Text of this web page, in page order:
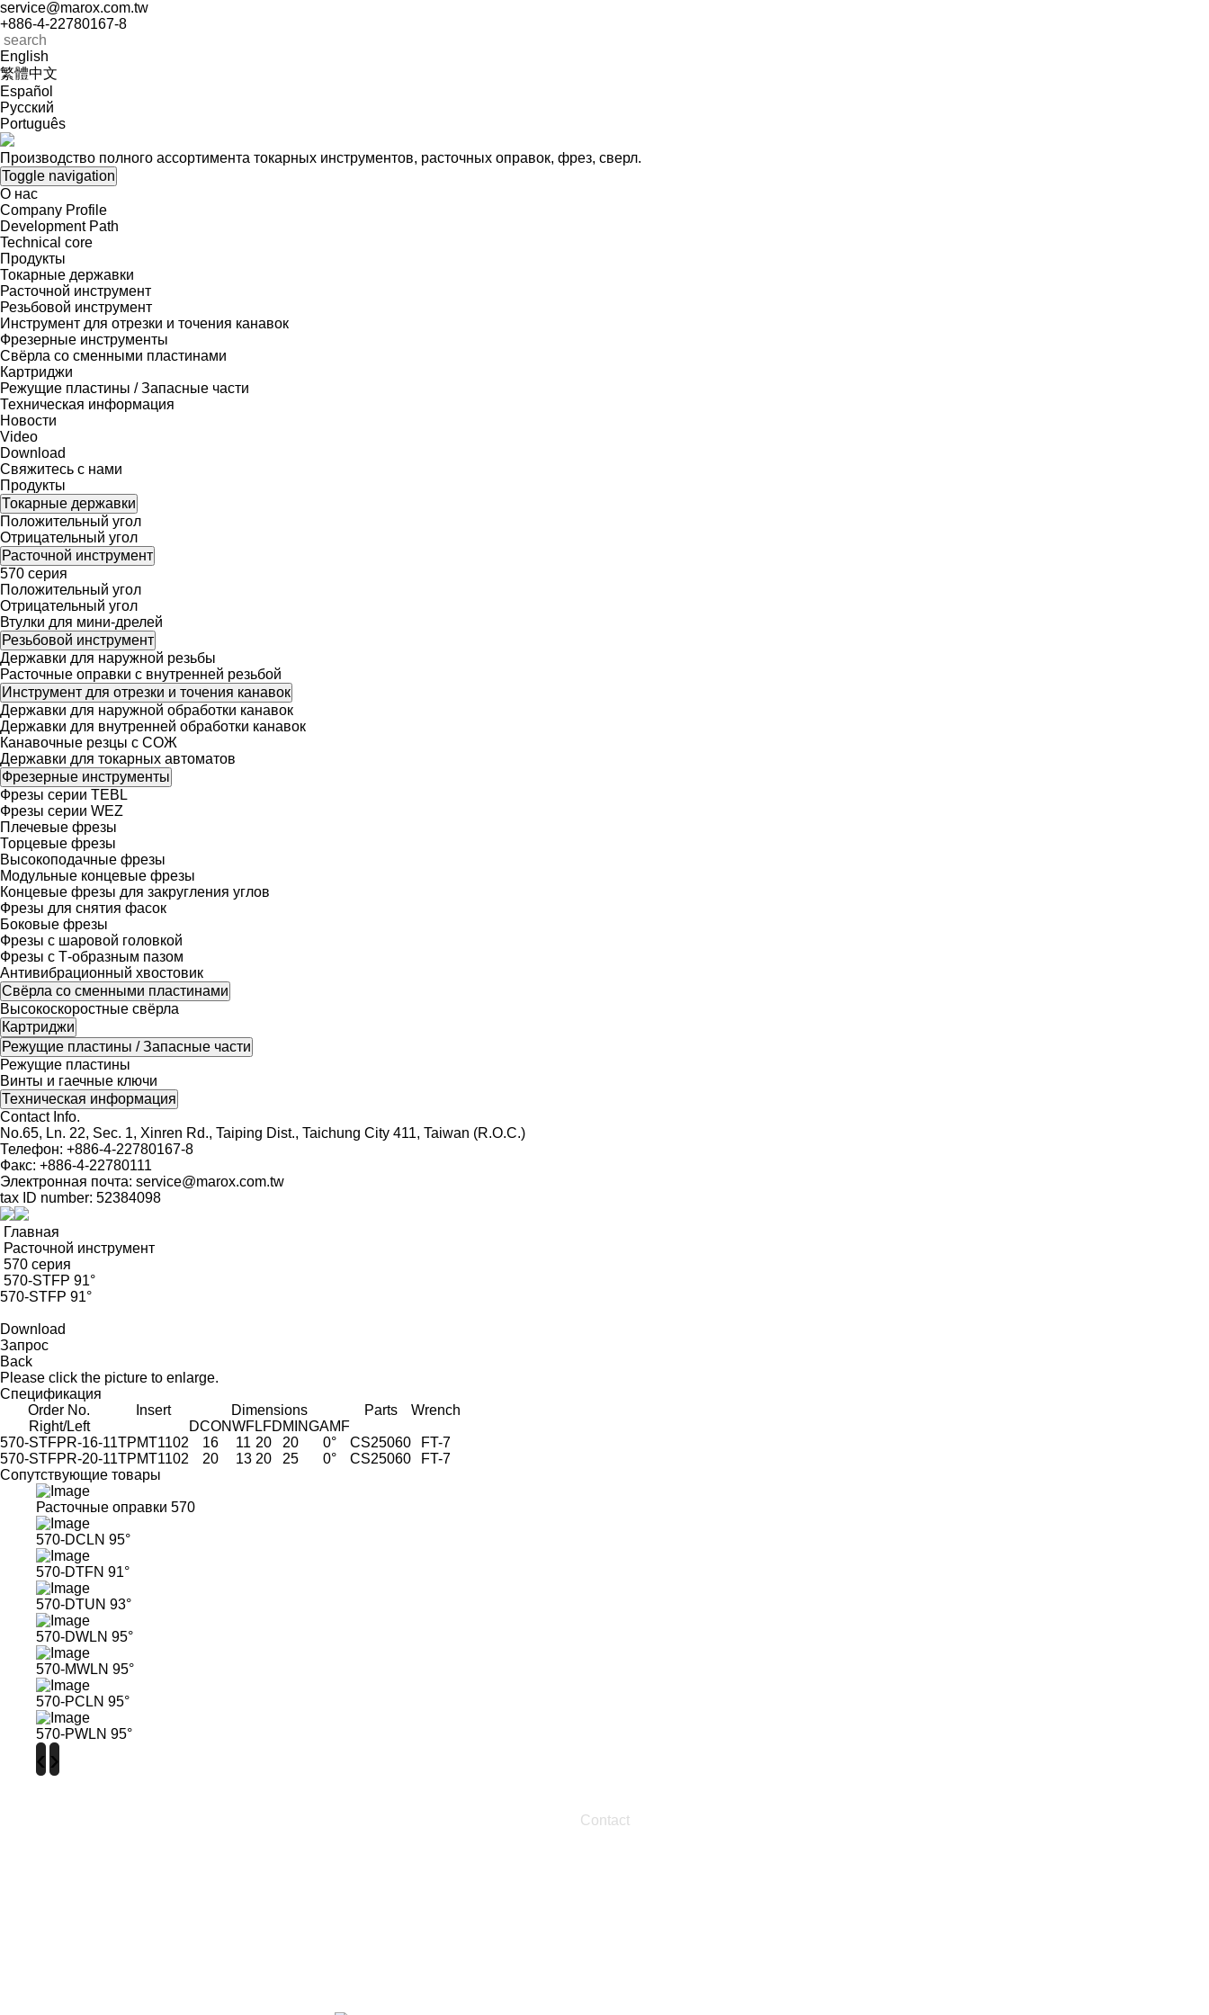
service@marox.com.tw
+886-4-22780167-8
English
繁體中文
Español
Русский
Português
Производство полного ассортимента токарных инструментов, расточных оправок, фрез, сверл.
Toggle navigation
О нас
Company Profile
Development Path
Technical core
Продукты
Токарные державки
Расточной инструмент
Резьбовой инструмент
Инструмент для отрезки и точения канавок
Фрезерные инструменты
Свёрла со сменными пластинами
Картриджи
Режущие пластины / Запасные части
Техническая информация
Новости
Video
Download
Свяжитесь с нами
Продукты
Токарные державки
Положительный угол
Отрицательный угол
Расточной инструмент
570 серия
Положительный угол
Отрицательный угол
Втулки для мини-дрелей
Резьбовой инструмент
Державки для наружной резьбы
Расточные оправки с внутренней резьбой
Инструмент для отрезки и точения канавок
Державки для наружной обработки канавок
Державки для внутренней обработки канавок
Канавочные резцы с СОЖ
Державки для токарных автоматов
Фрезерные инструменты
Фрезы серии TEBL
Фрезы серии WEZ
Плечевые фрезы
Торцевые фрезы
Высокоподачные фрезы
Модульные концевые фрезы
Концевые фрезы для закругления углов
Фрезы для снятия фасок
Боковые фрезы
Фрезы с шаровой головкой
Фрезы с Т-образным пазом
Антивибрационный хвостовик
Свёрла со сменными пластинами
Высокоскоростные свёрла
Картриджи
Режущие пластины / Запасные части
Режущие пластины
Винты и гаечные ключи
Техническая информация
Contact Info.
No.65, Ln. 22, Sec. 1, Xinren Rd., Taiping Dist., Taichung City 411, Taiwan (R.O.C.)
Телефон: +886-4-22780167-8
Факс: +886-4-22780111
Электронная почта: service@marox.com.tw
tax ID number: 52384098
Главная
Расточной инструмент
570 серия
570-STFP 91°
570-STFP 91°
Download
Запрос
Back
Please click the picture to enlarge.
Спецификация
Order No.
Insert Dimensions Parts
Wrench
Right/Left
DCONWFLFDMINGAMF
570-STFPR-16-11TPMT1102 16 11 20 20 0° CS25060
FT-7
570-STFPR-20-11TPMT1102 20 13 20 25 0° CS25060
FT-7
Сопутствующие товары
Расточные оправки 570
570-DCLN 95°
570-DTFN 91°
570-DTUN 93°
570-DWLN 95°
570-MWLN 95°
570-PCLN 95°
570-PWLN 95°
‹ ›
Contact